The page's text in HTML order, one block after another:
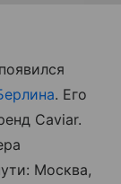
. Его
Caviar.
Москва,